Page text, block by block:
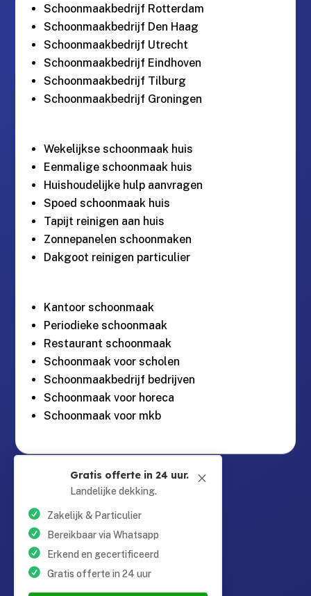
Schoonmaakbedrijf Rotterdam
Schoonmaakbedrijf Den Haag
Schoonmaakbedrijf Utrecht
Schoonmaakbedrijf Eindhoven
Schoonmaakbedrijf Tilburg
Schoonmaakbedrijf Groningen
Wekelijkse schoonmaak huis
Eenmalige schoonmaak huis
Huishoudelijke hulp aanvragen
Spoed schoonmaak huis
Tapijt reinigen aan huis
Zonnepanelen schoonmaken
Dakgoot reinigen particulier
Kantoor schoonmaak
Periodieke schoonmaak
Restaurant schoonmaak
Schoonmaak voor scholen
Schoonmaakbedrijf bedrijven
Schoonmaak voor horeca
Schoonmaak voor mkb
Guntersteinweg 377,
2531KA Den Haag

 085 90 24 24 6
M
Gratis offerte in 24 uur.
Landelijke dekking.
Zakelijk & Particulier
Bereikbaar via Whatsapp
Erkend en gecertificeerd
Gratis offerte in 24 uur